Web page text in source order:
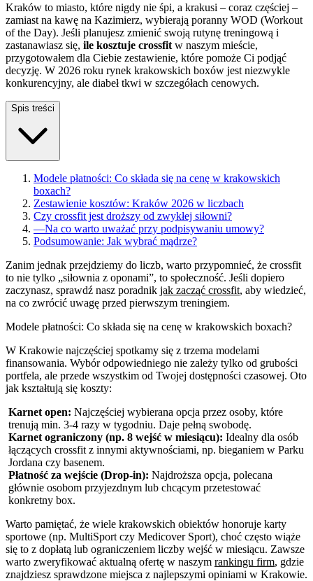
Kraków to miasto, które nigdy nie śpi, a krakusi – coraz częściej –
zamiast na kawę na Kazimierz, wybierają poranny WOD (Workout
of the Day). Jeśli planujesz zmienić swoją rutynę treningową i
zastanawiasz się, ile kosztuje crossfit w naszym mieście,
przygotowałem dla Ciebie zestawienie, które pomoże Ci podjąć
decyzję. W 2026 roku rynek krakowskich boxów jest niezwykle
konkurencyjny, ale diabeł tkwi w szczegółach cenowych.
Spis treści
Modele płatności: Co składa się na cenę w krakowskich
boxach?
Zestawienie kosztów: Kraków 2026 w liczbach
Czy crossfit jest droższy od zwykłej siłowni?
—Na co warto uważać przy podpisywaniu umowy?
Podsumowanie: Jak wybrać mądrze?
Zanim jednak przejdziemy do liczb, warto przypomnieć, że crossfit
to nie tylko „siłownia z oponami”, to społeczność. Jeśli dopiero
zaczynasz, sprawdź nasz poradnik jak zacząć crossfit, aby wiedzieć,
na co zwrócić uwagę przed pierwszym treningiem.
Modele płatności: Co składa się na cenę w krakowskich boxach?
W Krakowie najczęściej spotkamy się z trzema modelami
finansowania. Wybór odpowiedniego nie zależy tylko od grubości
portfela, ale przede wszystkim od Twojej dostępności czasowej. Oto
jak kształtują się koszty:
Karnet open: Najczęściej wybierana opcja przez osoby, które
trenują min. 3-4 razy w tygodniu. Daje pełną swobodę.
Karnet ograniczony (np. 8 wejść w miesiącu): Idealny dla osób
łączących crossfit z innymi aktywnościami, np. bieganiem w Parku
Jordana czy basenem.
Płatność za wejście (Drop-in): Najdroższa opcja, polecana
głównie osobom przyjezdnym lub chcącym przetestować
konkretny box.
Warto pamiętać, że wiele krakowskich obiektów honoruje karty
sportowe (np. MultiSport czy Medicover Sport), choć często wiąże
się to z dopłatą lub ograniczeniem liczby wejść w miesiącu. Zawsze
warto zweryfikować aktualną ofertę w naszym rankingu firm, gdzie
znajdziesz sprawdzone miejsca z najlepszymi opiniami w Krakowie.